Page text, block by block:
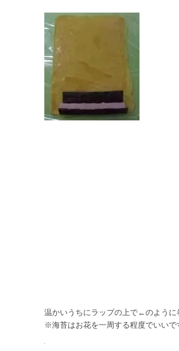
温かいうちにラップの上で←のように
※海苔はお花を一周する程度でいいで